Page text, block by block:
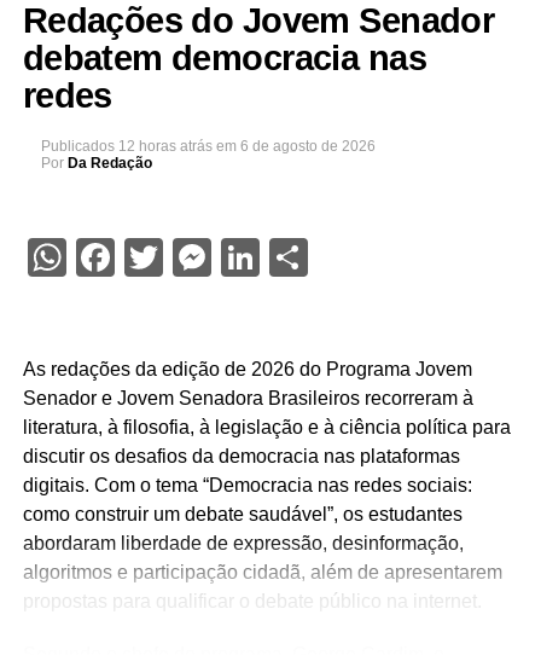
Redações do Jovem Senador
debatem democracia nas
redes
Publicados 12 horas atrás em 6 de agosto de 2026
Por Da Redação
WhatsApp
Facebook
Twitter
Messenger
LinkedIn
Share
As redações da edição de 2026 do Programa Jovem
Senador e Jovem Senadora Brasileiros recorreram à
literatura, à filosofia, à legislação e à ciência política para
discutir os desafios da democracia nas plataformas
digitais. Com o tema “Democracia nas redes sociais:
como construir um debate saudável”, os estudantes
abordaram liberdade de expressão, desinformação,
algoritmos e participação cidadã, além de apresentarem
propostas para qualificar o debate público na internet.